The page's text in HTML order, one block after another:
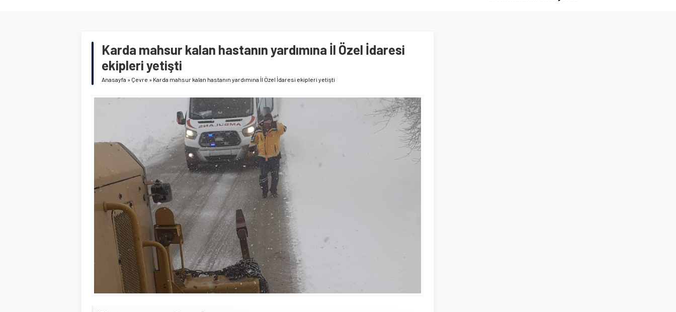
Karda mahsur kalan hastanın yardımına İl Özel İdaresi
ekipleri yetişti
Anasayfa » Çevre » Karda mahsur kalan hastanın yardımına İl Özel İdaresi ekipleri yetişti